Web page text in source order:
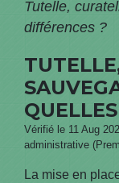
Tutelle,
différences ?
Vérifié le 11 Aug
administrative
La mise en